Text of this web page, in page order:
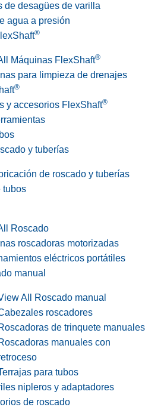
de desagües de varilla
agua a presión
®
Máquinas FlexShaft®
para limpieza de drenajes
®
y accesorios FlexShaft®
y tuberías
de roscado y tuberías
tubos
Roscado
roscadoras motorizadas
eléctricos portátiles
manual
All Roscado manual
roscadores
de trinquete manuales
manuales con
para tubos
nipleros y adaptadores
de roscado